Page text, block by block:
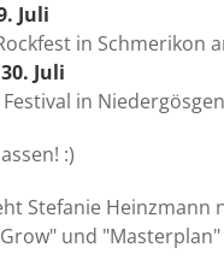
Juli
in Schmerikon
Juli
in
:)
Stefanie Heinzmann
und